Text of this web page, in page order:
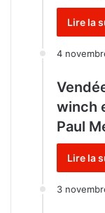
Lire la
4
winch
Paul
Lire la
3